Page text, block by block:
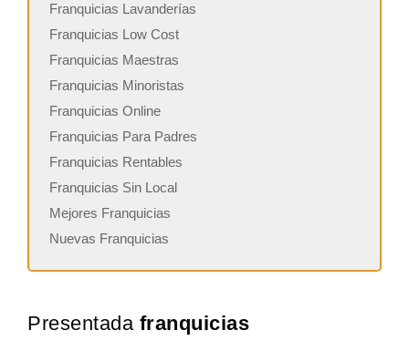
Franquicias Lavanderías
Franquicias Low Cost
Franquicias Maestras
Franquicias Minoristas
Franquicias Online
Franquicias Para Padres
Franquicias Rentables
Franquicias Sin Local
Mejores Franquicias
Nuevas Franquicias
Presentada franquicias